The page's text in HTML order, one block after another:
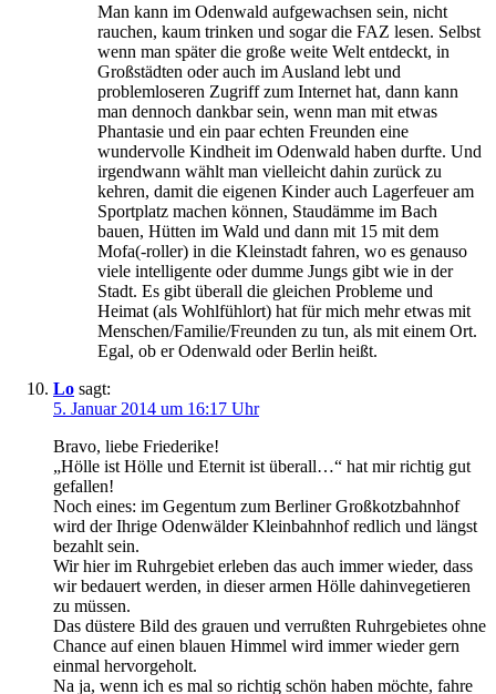
Man kann im Odenwald aufgewachsen sein, nicht
rauchen, kaum trinken und sogar die FAZ lesen. Selbst
wenn man später die große weite Welt entdeckt, in
Großstädten oder auch im Ausland lebt und
problemloseren Zugriff zum Internet hat, dann kann
man dennoch dankbar sein, wenn man mit etwas
Phantasie und ein paar echten Freunden eine
wundervolle Kindheit im Odenwald haben durfte. Und
irgendwann wählt man vielleicht dahin zurück zu
kehren, damit die eigenen Kinder auch Lagerfeuer am
Sportplatz machen können, Staudämme im Bach
bauen, Hütten im Wald und dann mit 15 mit dem
Mofa(-roller) in die Kleinstadt fahren, wo es genauso
viele intelligente oder dumme Jungs gibt wie in der
Stadt. Es gibt überall die gleichen Probleme und
Heimat (als Wohlfühlort) hat für mich mehr etwas mit
Menschen/Familie/Freunden zu tun, als mit einem Ort.
Egal, ob er Odenwald oder Berlin heißt.
Lo sagt:
5. Januar 2014 um 16:17 Uhr
Bravo, liebe Friederike!
„Hölle ist Hölle und Eternit ist überall…“ hat mir richtig gut
gefallen!
Noch eines: im Gegentum zum Berliner Großkotzbahnhof
wird der Ihrige Odenwälder Kleinbahnhof redlich und längst
bezahlt sein.
Wir hier im Ruhrgebiet erleben das auch immer wieder, dass
wir bedauert werden, in dieser armen Hölle dahinvegetieren
zu müssen.
Das düstere Bild des grauen und verrußten Ruhrgebietes ohne
Chance auf einen blauen Himmel wird immer wieder gern
einmal hervorgeholt.
Na ja, wenn ich es mal so richtig schön haben möchte, fahre